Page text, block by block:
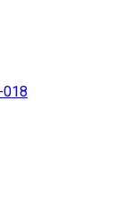
018